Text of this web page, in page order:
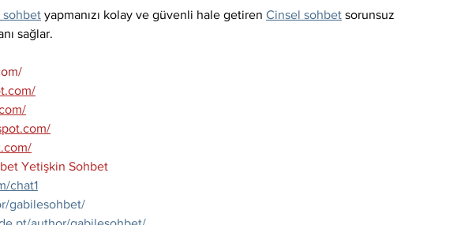
sohbet yapmanızı kolay ve güvenli hale getiren Cinsel sohbet sorunsuz
sağlar.
Yetişkin Sohbet
chat1
gabilesohbet/